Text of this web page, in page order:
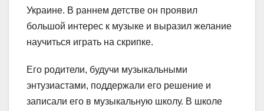
Украине. В раннем детстве он проявил
большой интерес к музыке и выразил желание
научиться играть на скрипке.
Его родители, будучи музыкальными
энтузиастами, поддержали его решение и
записали его в музыкальную школу. В школе